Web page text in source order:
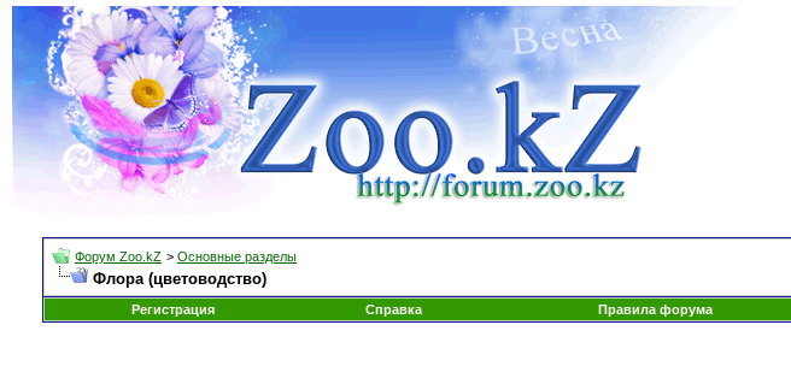
Форум Zoo.kZ > Основные разделы
Флора (цветоводство)
Регистрация
Справка Правила форума